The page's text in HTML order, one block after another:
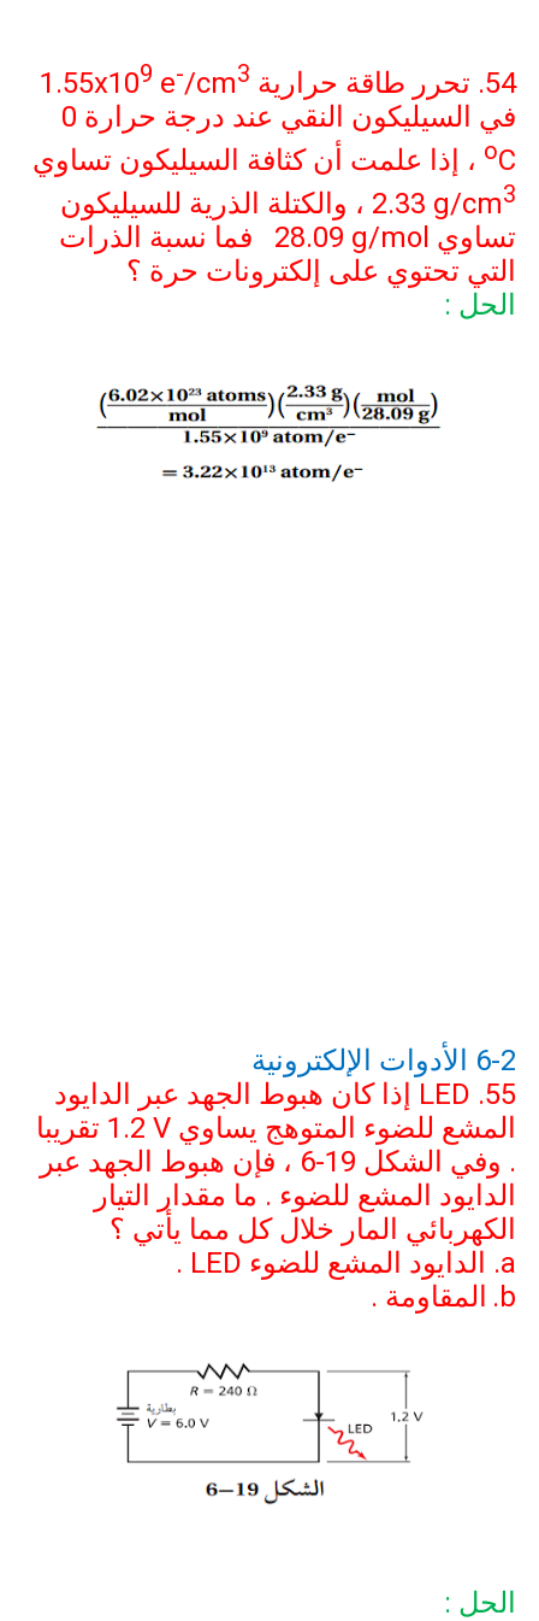
54. تحرر طاقة حرارية 1.55x109 e-/cm3
في السيليكون النقي عند درجة حرارة 0
oC
، إذا علمت أن كثافة السيليكون تساوي
2.33 g/cm3
، والكتلة الذرية للسيليكون
تساوي 28.09 g/mol
فما نسبة الذرات
التي تحتوي على إلكترونات حرة ؟
الحل :
6-2 الأدوات الإلكترونية
55.
LED إذا كان هبوط الجهد عبر الدايود
المشع للضوء المتوهج يساوي 1.2 V تقريبا
. وفي الشكل 6-19 ، فإن هبوط الجهد عبر
الدايود المشع للضوء . ما مقدار التيار
الكهربائي المار خلال كل مما يأتي ؟
الدايود المشع للضوء LED
.
المقاومة .
الحل :